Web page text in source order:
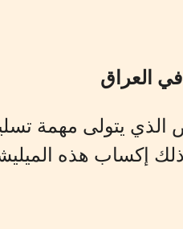
العراق
الذي يتولى مهمة
ذلك إكساب هذه